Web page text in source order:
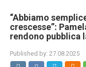
“Abbiamo
crescesse”:
rendono pubblica
Published by: 27.08.2025